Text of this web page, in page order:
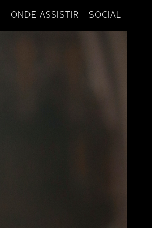
ONDE ASSISTIR SOCIAL